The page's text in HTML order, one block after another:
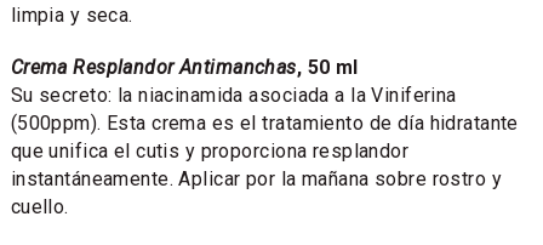
limpia y seca.
Crema Resplandor Antimanchas, 50 ml
Su secreto: la niacinamida asociada a la Viniferina
(500ppm). Esta crema es el tratamiento de día hidratante
que unifica el cutis y proporciona resplandor
instantáneamente. Aplicar por la mañana sobre rostro y
cuello.